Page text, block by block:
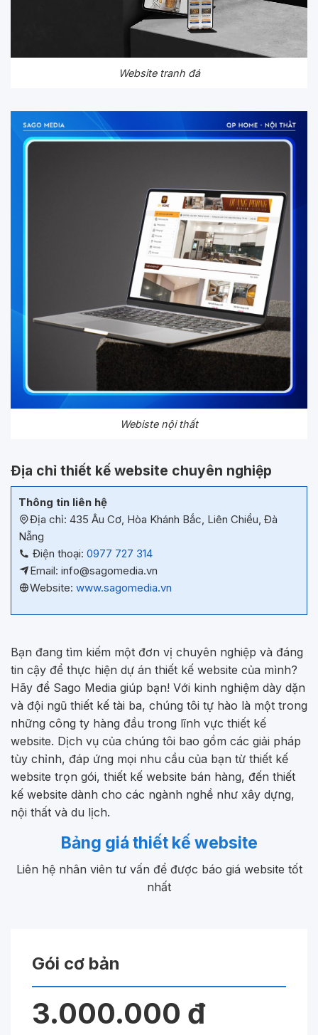
Website tranh đá
Webiste nội thất
Địa chỉ thiết kế website chuyên nghiệp
Thông tin liên hệ
Địa chỉ: 435 Âu Cơ, Hòa Khánh Bắc, Liên Chiểu, Đà
Nẵng
Điện thoại: 0977 727 314
Email: info@sagomedia.vn
Website: www.sagomedia.vn
Bạn đang tìm kiếm một đơn vị chuyên nghiệp và đáng
tin cậy để thực hiện dự án thiết kế website của mình?
Hãy để Sago Media giúp bạn! Với kinh nghiệm dày dặn
và đội ngũ thiết kế tài ba, chúng tôi tự hào là một trong
những công ty hàng đầu trong lĩnh vực thiết kế
website. Dịch vụ của chúng tôi bao gồm các giải pháp
tùy chỉnh, đáp ứng mọi nhu cầu của bạn từ thiết kế
website trọn gói, thiết kế website bán hàng, đến thiết
kế website dành cho các ngành nghề như xây dựng,
nội thất và du lịch.
Bảng giá thiết kế website
Liên hệ nhân viên tư vấn để được báo giá website tốt
nhất
Gói cơ bản
3.000.000 đ